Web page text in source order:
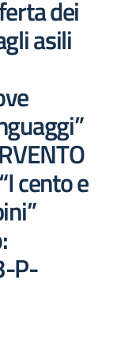
dei
asili
cento e
P-